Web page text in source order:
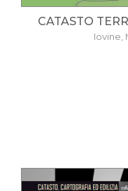
CATASTO
Iovine,